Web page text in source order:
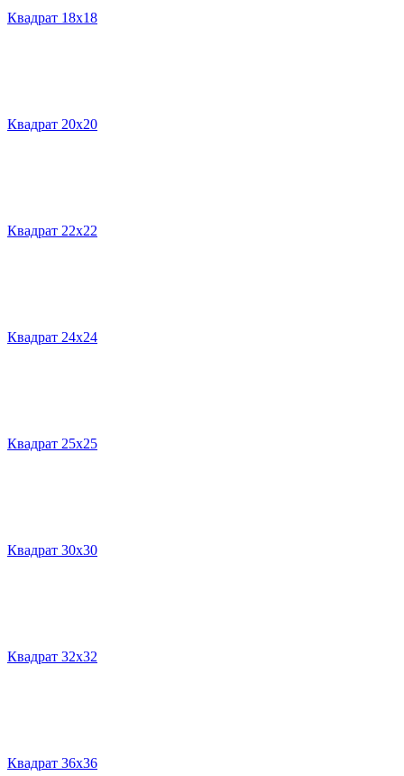
Квадрат 18х18
Квадрат 20х20
Квадрат 22х22
Квадрат 24х24
Квадрат 25х25
Квадрат 30х30
Квадрат 32х32
Квадрат 36х36